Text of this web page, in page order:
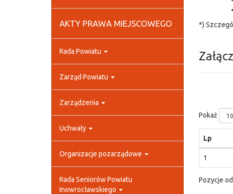
AKTY PRAWA MIEJSCOWEGO
Rada Powiatu
Zarząd Powiatu
Zarządzenia
Uchwały
Organizacje pozarządowe
Rada Seniorów Powiatu
Inowrocławskiego
*)
Pokaż
Lp
1
Pozycje